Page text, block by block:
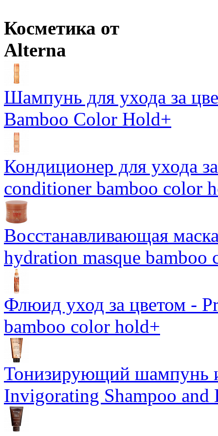
Косметика от
Alterna
Шампунь для ухода за
Bamboo Color Hold+
Кондиционер для ухода
conditioner bamboo color
Восстанавливающая
hydration masque bamboo
Флюид уход за цветом -
bamboo color hold+
Тонизирующий шампунь
Invigorating Shampoo and